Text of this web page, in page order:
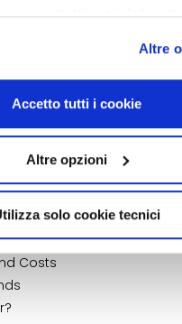
come trattiamo i dati
completa e l’informativa
ricordiamo che, qualora
necessari”, non sarà
su “Accetto tutti i
all’installazione di tutti i
su “Altre
più granulare, quali cookie
Altre
Accetto tutti i cookie
Altre opzioni
solo cookie tecnici
Costs
MY PROFILE
Account
Address Book
My Orders
My Returns
NUMBER 1